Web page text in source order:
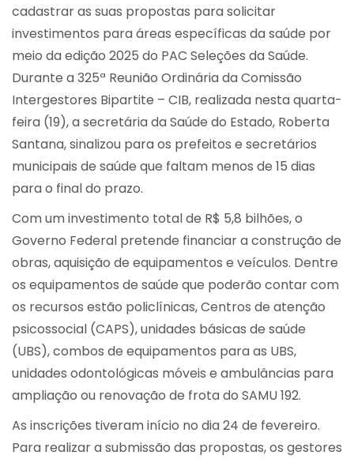
cadastrar as suas propostas para solicitar
investimentos para áreas específicas da saúde por
meio da edição 2025 do PAC Seleções da Saúde.
Durante a 325ª Reunião Ordinária da Comissão
Intergestores Bipartite – CIB, realizada nesta quarta-
feira (19), a secretária da Saúde do Estado, Roberta
Santana, sinalizou para os prefeitos e secretários
municipais de saúde que faltam menos de 15 dias
para o final do prazo.
Com um investimento total de R$ 5,8 bilhões, o
Governo Federal pretende financiar a construção de
obras, aquisição de equipamentos e veículos. Dentre
os equipamentos de saúde que poderão contar com
os recursos estão policlínicas, Centros de atenção
psicossocial (CAPS), unidades básicas de saúde
(UBS), combos de equipamentos para as UBS,
unidades odontológicas móveis e ambulâncias para
ampliação ou renovação de frota do SAMU 192.
As inscrições tiveram início no dia 24 de fevereiro.
Para realizar a submissão das propostas, os gestores